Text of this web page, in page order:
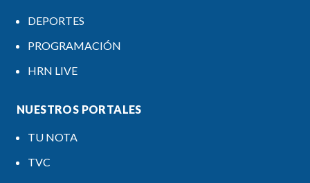
DEPORTES
PROGRAMACIÓN
HRN LIVE
NUESTROS PORTALES
TU NOTA
TVC